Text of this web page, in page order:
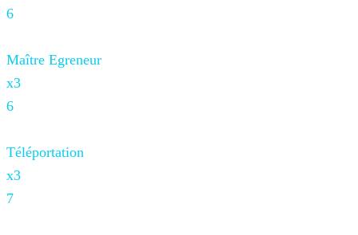
6
Maître Egreneur
x3
6
Téléportation
x3
7